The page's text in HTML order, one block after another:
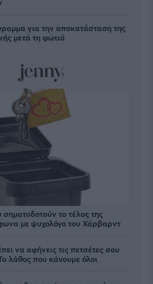
για την αποκατάσταση της
μετά τη φωτιά
το τέλος της
με ψυχολόγο του Χάρβαρντ
να αφήνεις τις πετσέτες σου
λάθος που κάνουμε όλοι